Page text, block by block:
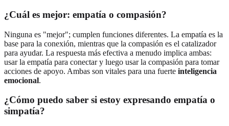
¿Cuál es mejor: empatía o compasión?
Ninguna es "mejor"; cumplen funciones diferentes. La empatía es la
base para la conexión, mientras que la compasión es el catalizador
para ayudar. La respuesta más efectiva a menudo implica ambas:
usar la empatía para conectar y luego usar la compasión para tomar
acciones de apoyo. Ambas son vitales para una fuerte inteligencia
emocional.
¿Cómo puedo saber si estoy expresando empatía o
simpatía?